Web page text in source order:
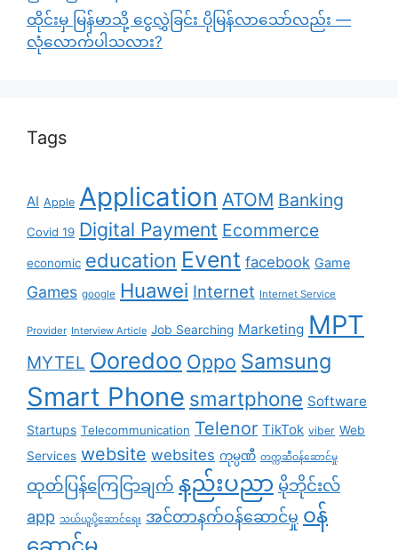
ထိုင်းမှ မြန်မာသို့ ငွေလွှဲခြင်း ပိုမြန်လာသော်လည်း —
လုံလောက်ပါသလား?
Tags
AI Apple Application ATOM Banking
Covid 19 Digital Payment Ecommerce
economic education Event facebook Game
Games google Huawei Internet Internet Service
Provider Interview Article Job Searching Marketing MPT
MYTEL Ooredoo Oppo Samsung
Smart Phone smartphone Software
Startups Telecommunication Telenor TikTok viber Web
Services website websites ကုမ္ပဏီ တက္ကဆီဝန်ဆောင်မှု
ထုတ်ပြန်ကြေငြာချက် နည်းပညာ မိုဘိုင်းလ်
app သယ်ယူပို့ဆောင်ရေး အင်တာနက်ဝန်ဆောင်မှု ၀န်